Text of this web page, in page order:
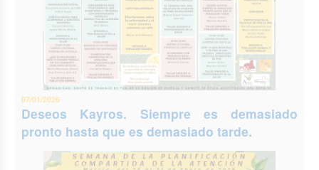
07/01/2026
Deseos Kayros. Siempre es demasiado
pronto hasta que es demasiado tarde.